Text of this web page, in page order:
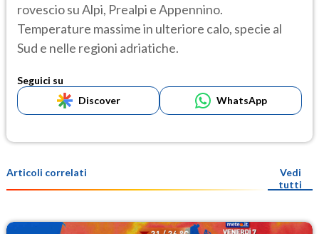
rovescio su Alpi, Prealpi e Appennino.
Temperature massime in ulteriore calo, specie al
Sud e nelle regioni adriatiche.
Seguici su
Discover
WhatsApp
Articoli correlati
Vedi
tutti